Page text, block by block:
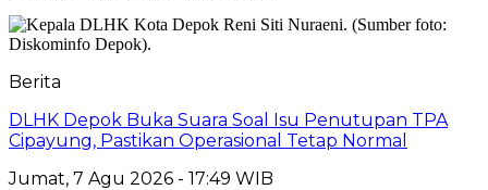
Berita
DLHK Depok Buka Suara Soal Isu Penutupan TPA
Cipayung, Pastikan Operasional Tetap Normal
Jumat, 7 Agu 2026 - 17:49 WIB